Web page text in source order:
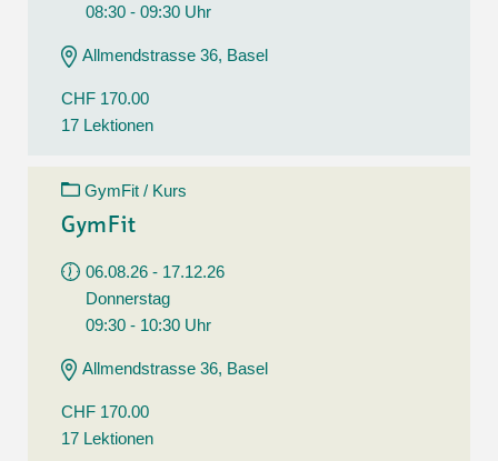
08:30 - 09:30 Uhr
Allmendstrasse 36, Basel
CHF 170.00
17 Lektionen
GymFit / Kurs
GymFit
06.08.26 - 17.12.26
Donnerstag
09:30 - 10:30 Uhr
Allmendstrasse 36, Basel
CHF 170.00
17 Lektionen